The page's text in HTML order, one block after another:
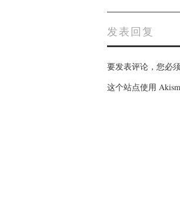
发表回复
要发表评论，您必
这个站点使用